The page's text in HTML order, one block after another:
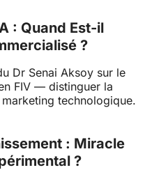
: Quand Est-il
?
Dr Senai Aksoy sur le
FIV — distinguer la
technologique.
: Miracle
?